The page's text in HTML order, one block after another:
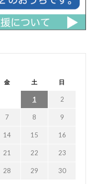
金 土 日
1 2
7 8 9
14 15 16
21 22 23
28 29 30